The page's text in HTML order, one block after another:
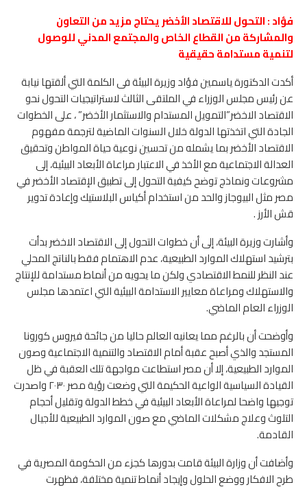
فؤاد : التحول للاقتصاد الأخضر يحتاج مزيد من التعاون
والمشاركة من القطاع الخاص والمجتمع المدني للوصول
لتنمية مستدامة حقيقية
أكدت الدكتورة ياسمين فؤاد وزيرة البيئة فى الكلمة التي ألقتها نيابة
عن رئيس مجلس الوزراء في الملتقى الثالث لاستراتيجيات التحول نحو
الاقتصاد الاخضر”التمويل المستدام والاستثمار الأخضر” ، على الخطوات
الجادة التي اتخذتها الدولة خلال السنوات الماضية لترجمة مفهوم
الاقتصاد الأخضر بما يشمله من تحسين نوعية حياة المواطن وتحقيق
العدالة الاجتماعية مع الأخذ في الاعتبار مراعاة الأبعاد البيئية، إلى
مشروعات ونماذج توضح كيفية التحول إلى تطبيق الإقتصاد الأخضر في
مصر مثل البيوجاز والحد من استخدام أكياس البلاستيك وإعادة تدوير
قش الأرز .
وأشارت وزيرة البيئة، إلى أن خطوات التحول إلى الاقتصاد الاخضر بدأت
بترشيد استهلاك الموارد الطبيعية، عدم الاهتمام فقط بالناتج المحلي
عند النظر للنمط الاقتصادي ولكن ما يحويه من أنماط مستدامة للإنتاج
والاستهلاك ومراعاة معايير الاستدامة البيئية التي اعتمدها مجلس
الوزراء العام الماضي.
وأوضحت أن بالرغم مما يعانيه العالم حاليا من جائحة فيروس كورونا
المستجد والذي أصبح عقبة أمام الاقتصاد والتنمية الاجتماعية وصون
الموارد الطبيعية، إلا أن مصر استطاعت مواجهة تلك العقبة في ظل
القيادة السياسية الواعية الحكيمة التي وضعت رؤية مصر ٢٠٣٠ واصدرت
توجيها واضحا لمراعاة الأبعاد البيئية في خطط الدولة وتقليل أحجام
التلوث وعلاج مشكلات الماضي مع صون الموارد الطبيعية للأجيال
القادمة.
وأضافت أن وزارة البيئة قامت بدورها كجزء من الحكومة المصرية في
طرح الافكار ووضع الحلول وإيجاد أنماط تنمية مختلفة، فظهرت